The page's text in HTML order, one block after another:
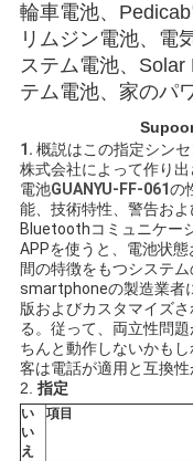
求
し
な
さ
い
地
図
PRIVACY
POLICY
輪車電池、
リムジン電池、電
ステム電池、Solar
テム電池、家のパ
1. 概説はこの指定シンセ
株式会社によって作り
電池GUANYU-FF-061の
能、技術特性、警告お
Bluetoothコミュニケー
APPを使うと、電池状
間の特徴をもつシステ
smartphoneの製造業者
版およびカスタマイズ
る。従って、両立性問
ちんと動作しないかも
客は電話が適用と互換性
2. 指定
い
い
え
項目